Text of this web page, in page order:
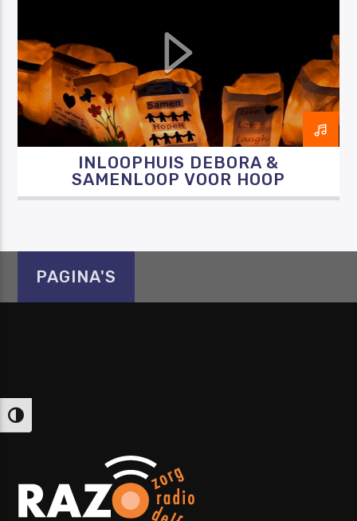
Keuze voor hoog contrast
Luister RAZO online
INLOOPHUIS DEBORA &
SAMENLOOP VOOR HOOP
PAGINA'S